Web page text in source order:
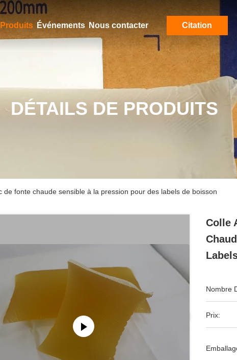
Produits Événements Nous contacter Citation
DÉTAILS DE PRODUITS
de fonte chaude sensible à la pression pour des labels de boisson
Colle
Nombre
Prix: